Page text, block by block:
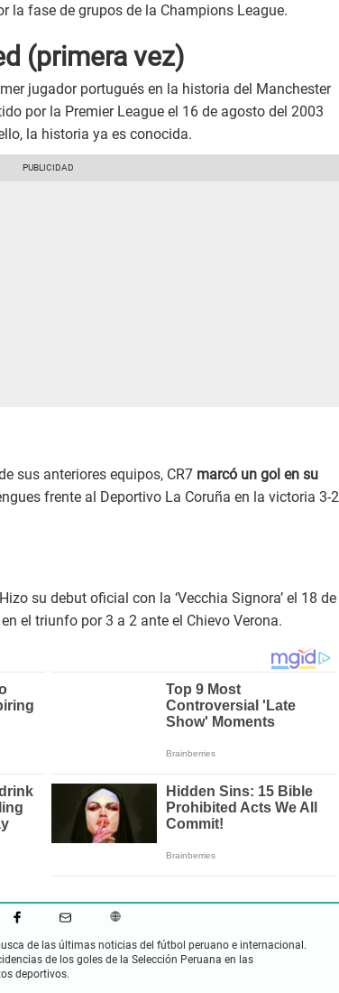
la fase de grupos de la Champions League.
(primera vez)
jugador portugués en la historia del Manchester
por la Premier League el 16 de agosto del 2003
la historia ya es conocida.
sus anteriores equipos, CR7 marcó un gol en su
frente al Deportivo La Coruña en la victoria 3-2
su debut oficial con la ‘Vecchia Signora’ el 18 de
el triunfo por 3 a 2 ante el Chievo Verona.
de las últimas noticias del fútbol peruano e internacional.
de los goles de la Selección Peruana en las
deportivos.